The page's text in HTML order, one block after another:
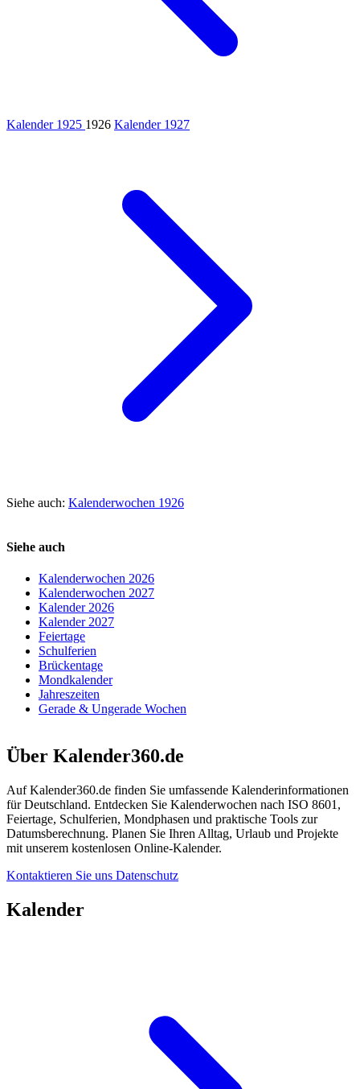
Kalender 1925 1926 Kalender 1927
Siehe auch: Kalenderwochen 1926
Siehe auch
Kalenderwochen 2026
Kalenderwochen 2027
Kalender 2026
Kalender 2027
Feiertage
Schulferien
Brückentage
Mondkalender
Jahreszeiten
Gerade & Ungerade Wochen
Über Kalender360.de
Auf Kalender360.de finden Sie umfassende Kalenderinformationen
für Deutschland. Entdecken Sie Kalenderwochen nach ISO 8601,
Feiertage, Schulferien, Mondphasen und praktische Tools zur
Datumsberechnung. Planen Sie Ihren Alltag, Urlaub und Projekte
mit unserem kostenlosen Online-Kalender.
Kontaktieren Sie uns Datenschutz
Kalender